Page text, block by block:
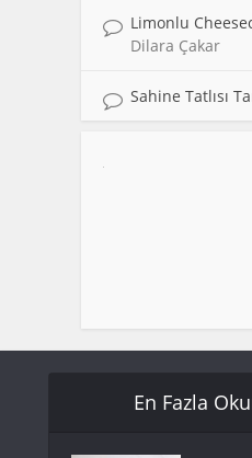
Limonlu
Dilara Çakar
Sahine Tatlısı
En Fazla